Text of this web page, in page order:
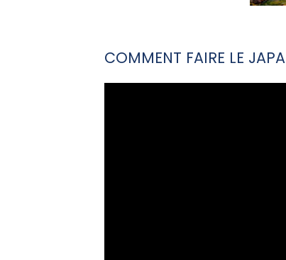
COMMENT FAIRE LE JAPA